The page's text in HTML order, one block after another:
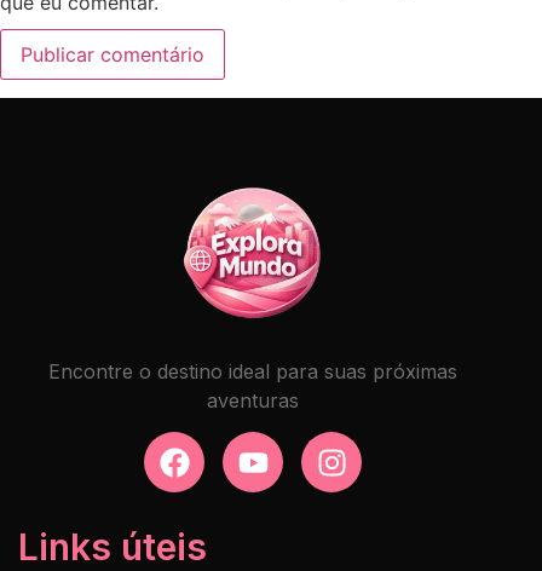
Encontre o destino ideal para suas próximas
aventuras
Links úteis